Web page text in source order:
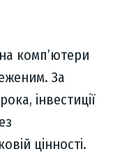
комп’ютери
За
інвестиції
цінності.